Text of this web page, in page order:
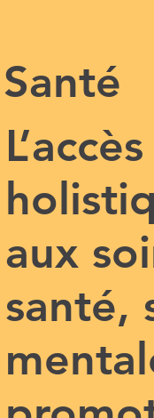
Santé
L’accès
aux
santé,